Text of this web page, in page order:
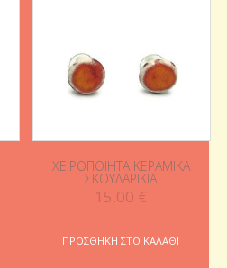
ΧΕΙΡΟΠΟΊΗΤΑ ΚΕΡΑΜΙΚΆ
ΣΚΟΥΛΑΡΊΚΙΑ
15.00 €
ΠΡΟΣΘΉΚΗ ΣΤΟ ΚΑΛΆΘΙ